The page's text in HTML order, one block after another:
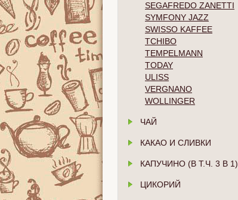
SEGAFREDO ZANETTI
SYMFONY JAZZ
SWISSO KAFFEE
TCHIBO
TEMPELMANN
TODAY
ULISS
VERGNANO
WOLLINGER
ЧАЙ
КАКАО И СЛИВКИ
КАПУЧИНО (В Т.Ч. 3 В 1)
ЦИКОРИЙ